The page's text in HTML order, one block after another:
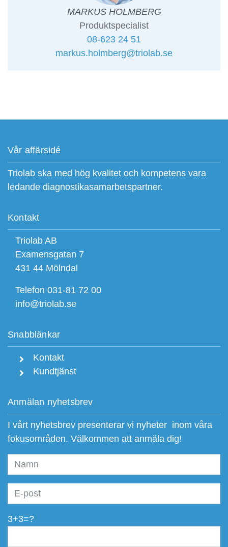
MARKUS HOLMBERG
Produktspecialist
08-623 24 51
markus.holmberg@triolab.se
Vår affärsidé
Triolab ska med hög kvalitet och kompetens vara
ledande diagnostikasamarbetspartner.
Kontakt
Triolab AB
Examensgatan 7
431 44 Mölndal
Telefon 031-81 72 00
info@triolab.se
Snabblänkar
Kontakt
Kundtjänst
Anmälan nyhetsbrev
I vårt nyhetsbrev presenterar vi nyheter inom våra
fokusområden. Välkommen att anmäla dig!
3+3=?